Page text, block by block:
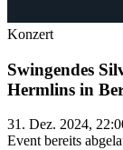
Konzert
Swingendes
Hermlins in
31. Dez. 2024,
Event bereits